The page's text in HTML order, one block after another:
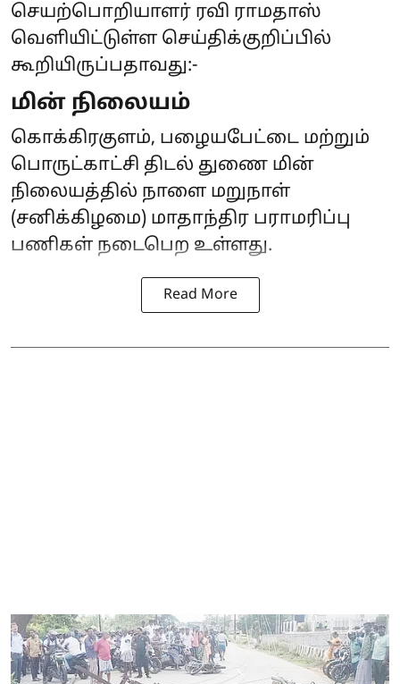
செயற்பொறியாளர் ரவி ராமதாஸ்
வெளியிட்டுள்ள செய்திக்குறிப்பில்
கூறியிருப்பதாவது:-
மின் நிலையம்
கொக்கிரகுளம், பழையபேட்டை மற்றும்
பொருட்காட்சி திடல் துணை மின்
நிலையத்தில் நாளை மறுநாள்
(சனிக்கிழமை) மாதாந்திர பராமரிப்பு
பணிகள் நடைபெற உள்ளது.
Read More